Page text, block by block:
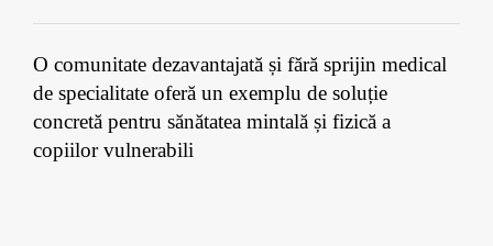
O comunitate dezavantajată și fără sprijin medical
de specialitate oferă un exemplu de soluție
concretă pentru sănătatea mintală și fizică a
copiilor vulnerabili